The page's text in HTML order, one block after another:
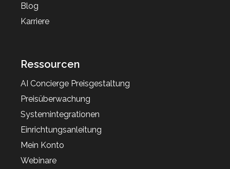
Blog
Karriere
Ressourcen
AI Concierge Preisgestaltung
Preisüberwachung
Systemintegrationen
Einrichtungsanleitung
Mein Konto
Webinare